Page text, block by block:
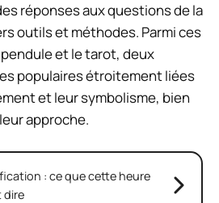
réponses aux questions de la
outils et méthodes. Parmi ces
et le tarot, deux
populaires étroitement liées
et leur symbolisme, bien
approche.
: ce que cette heure
dire